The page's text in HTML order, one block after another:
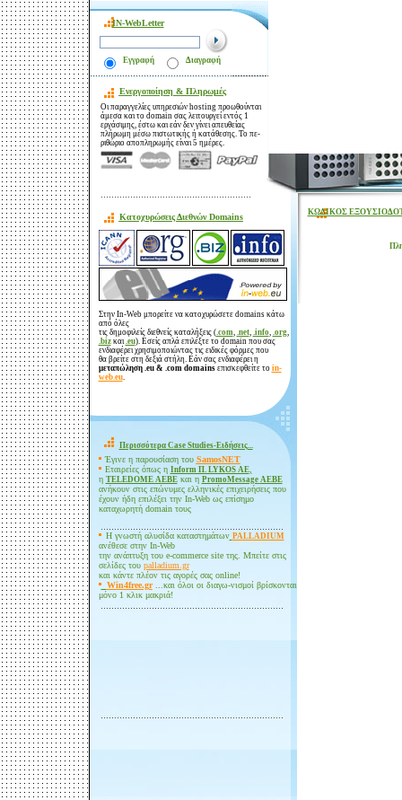
IN-WebLetter
Εγγραφή Διαγραφή
Ενεργοποίηση & Πληρωμές
Οι παραγγελίες υπηρεσιών hosting προωθούνται
άμεσα και το domain σας λειτουργεί εντός 1
εργάσιμης, έστω και εάν δεν γίνει απευθείας
πλήρωμη μέσω πιστωτικής ή κατάθεσης. Το πε-
ριθώριο αποπληρωμής είναι 5 ημέρες.
Κατοχυρώσεις Διεθνών Domains
Στην In-Web μπορείτε να κατοχυρώσετε domains κάτω
από όλες
τις δημοφιλείς διεθνείς καταλήξεις (.com, .net, .info, .org,
.bizκαι.eu). Εσείς απλά επιλέξτε το domain που σας
ενδιαφέρει χρησιμοποιώντας τις ειδικές φόρμες που
θα βρείτε στη δεξιά στήλη. Εάν σας ενδιαφέρει η
μεταπώληση .eu & .com domainsεπισκεφθείτε το in-
web.eu.
Περισσότερα Case Studies-Ειδήσεις...
Έγινε η παρουσίαση του SamosNET
Εταιρείες όπως η Inform Π. LYKOS ΑΕ,
η TELEDOME ΑΕΒΕκαι η PromoMessage AEBE
ανήκουν στις επώνυμες ελληνικές επιχειρήσεις που
έχουν ήδη επιλέξει την In-Web ως επίσημο
καταχωρητή domain τους
H γνωστή αλυσίδα καταστημάτων PALLADIUM
ανέθεσε στην In-Web
την ανάπτυξη του e-commerce site της. Μπείτε στις
σελίδες του palladium.gr
και κάντε πλέον τις αγορές σας online!
Win4free.gr...και όλοι οι διαγω-νισμοί βρίσκονται
μόνο 1 κλικ μακριά!
ΚΩΔΙΚΟΣ